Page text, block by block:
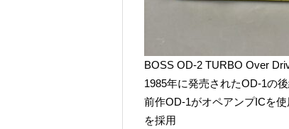
BOSS OD-2 TURBO Over
1985年に発売されたOD-1の
前作OD-1がオペアンプICを
を採用